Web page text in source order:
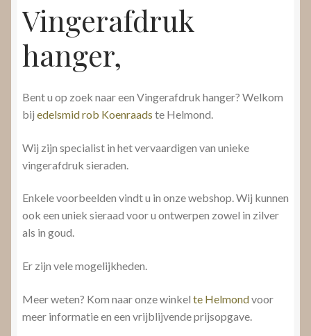
Vingerafdruk
hanger,
Bent u op zoek naar een Vingerafdruk hanger? Welkom
bij edelsmid rob Koenraads te Helmond.
Wij zijn specialist in het vervaardigen van unieke
vingerafdruk sieraden.
Enkele voorbeelden vindt u in onze webshop. Wij kunnen
ook een uniek sieraad voor u ontwerpen zowel in zilver
als in goud.
Er zijn vele mogelijkheden.
Meer weten? Kom naar onze winkel te Helmondvoor
meer informatie en een vrijblijvende prijsopgave.